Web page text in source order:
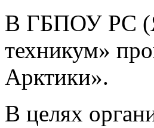
В ГБПОУ РС
техникум»
Арктики».
В целях